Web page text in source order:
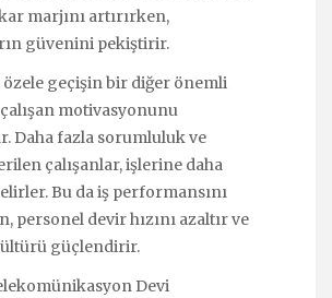
marjını artırırken,
güvenini pekiştirir.
özele geçişin bir diğer önemli
motivasyonunu
Daha fazla sorumluluk ve
çalışanlar, işlerine daha
Bu da iş performansını
personel devir hızını azaltır ve
güçlendirir.
Devi